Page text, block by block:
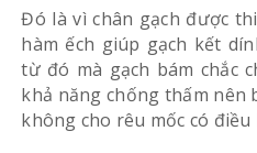
Đó là vì chân gạch được
hàm ếch giúp gạch kết
từ đó mà gạch bám chắc
khả năng chống thấm nên
không cho rêu mốc có